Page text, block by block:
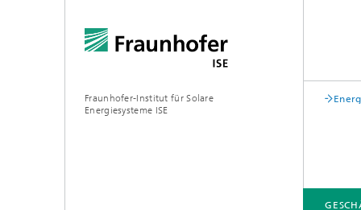
Fraunhofer-Institut für Solare
Energiesysteme ISE